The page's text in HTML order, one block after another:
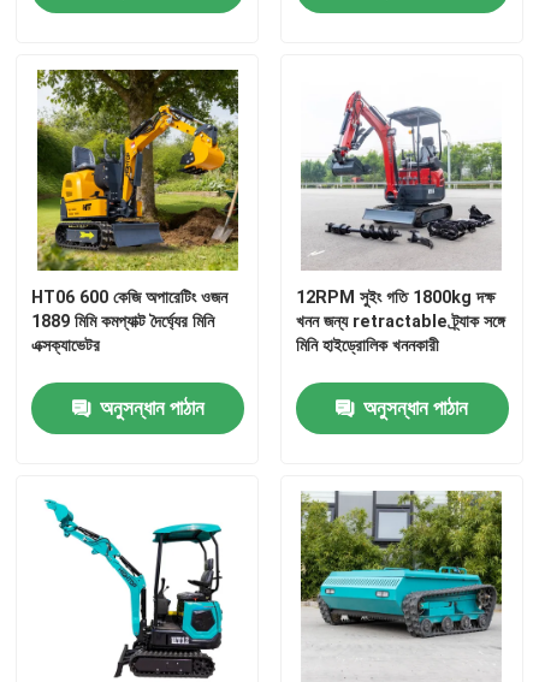
আমাদের সাথে যোগাযোগ করুন
খবর
উদ্ধৃতির জন্য আবেদন
হাইটপ মিনি এক্সকাভেটর
ছোট হাইড্রোলিক খননকারী
মিনি হাইড্রোলিক এক্সকাভেটর
মিনি ক্রলার এক্সকাভেটর
মিনি স্কিড স্টিয়ার লোডার
HT06 600 কেজি অপারেটিং ওজন
1889 মিমি কমপ্যাক্ট দৈর্ঘ্যের মিনি
এক্সক্যাভেটর
অনুসন্ধান পাঠান
12RPM সুইং গতি 1800kg দক্ষ
খনন জন্য retractable ট্র্যাক সঙ্গে
মিনি হাইড্রোলিক খননকারী
অনুসন্ধান পাঠান